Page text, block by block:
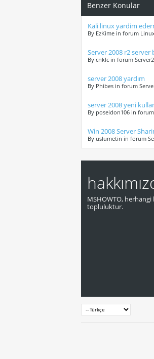
Benzer Konular
Kali linux yardim
By EzKime in forum
Server 2008 r2 server
By cnklc in forum
server 2008 yardım
By Phibes in forum
server 2008 yeni
By poseidon106 in
Win 2008 Server
By uslumetin in forum
MSHOWTO,
topluluktur.